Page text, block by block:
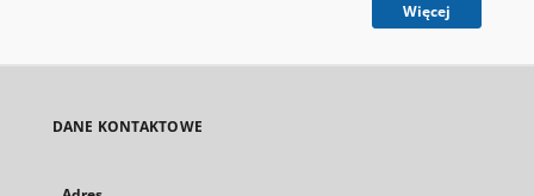
Więcej
DANE KONTAKTOWE